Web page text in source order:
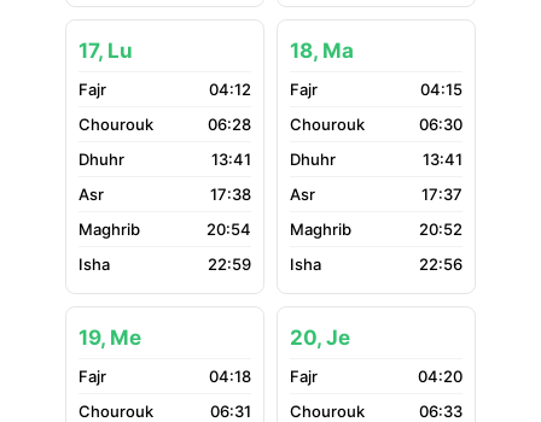
17, Lu
04:12
06:28
13:41
17:38
20:54
22:59
18, Ma
04:15
06:30
13:41
17:37
20:52
22:56
19, Me
04:18
06:31
20, Je
04:20
06:33